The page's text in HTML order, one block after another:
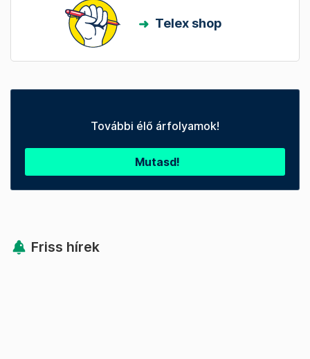
Telex shop
További élő árfolyamok!
Mutasd!
Friss hírek